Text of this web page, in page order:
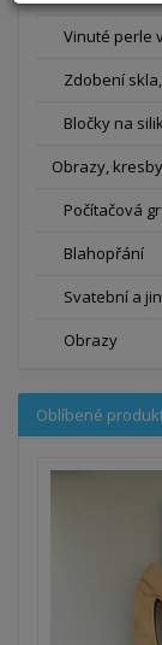
Vinuté perle
Zdobení
Bločky na
Obrazy,
Počítačová
Blahopřání
Svatební a
Obrazy
Oblíbené